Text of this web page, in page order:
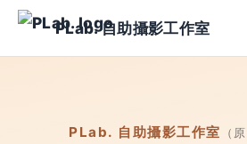
PLab. 自助攝影工作室
PLab. 自助攝影工作室 （